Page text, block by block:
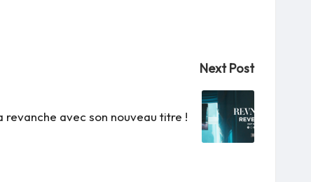
Next Post
revanche avec son nouveau titre !